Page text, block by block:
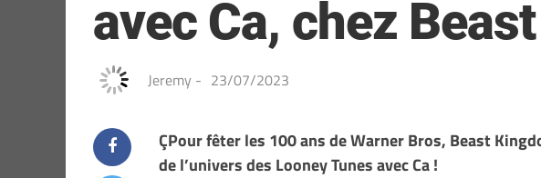
avec Ca, chez
Jeremy - 23/07/2023
ÇPour fêter les 100 ans de Warner Bros, Beast
de l’univers des Looney Tunes avec Ca !